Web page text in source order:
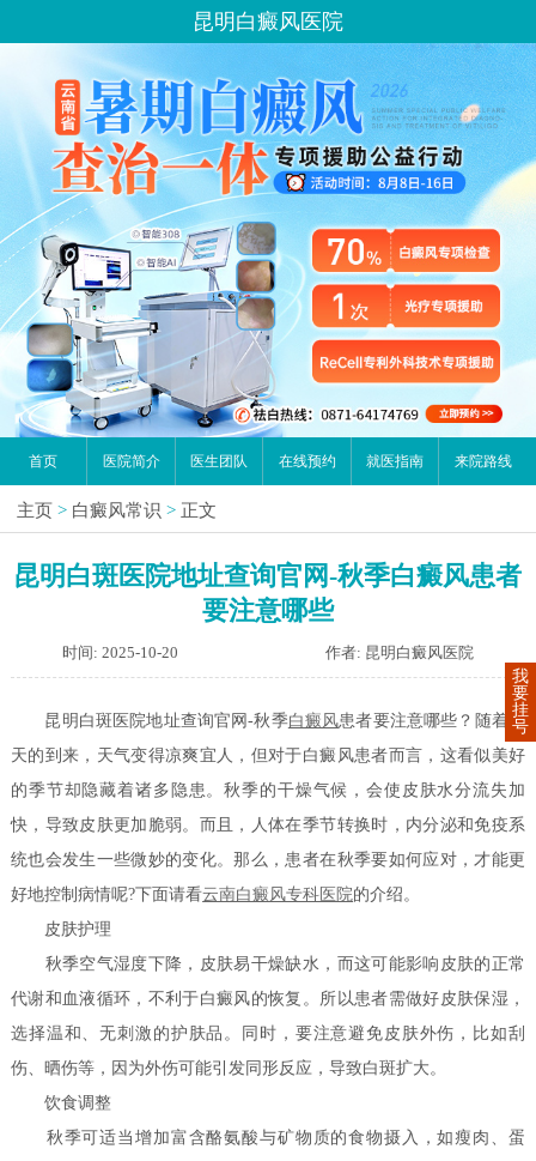
昆明白癜风医院
首页 医院简介 医生团队 在线预约 就医指南 来院路线
主页 > 白癜风常识 > 正文
昆明白斑医院地址查询官网-秋季白癜风患者
要注意哪些
时间: 2025-10-20 作者: 昆明白癜风医院
昆明白斑医院地址查询官网-秋季白癜风患者要注意哪些？随着秋
天的到来，天气变得凉爽宜人，但对于白癜风患者而言，这看似美好
的季节却隐藏着诸多隐患。秋季的干燥气候，会使皮肤水分流失加
快，导致皮肤更加脆弱。而且，人体在季节转换时，内分泌和免疫系
统也会发生一些微妙的变化。那么，患者在秋季要如何应对，才能更
好地控制病情呢?下面请看云南白癜风专科医院的介绍。
皮肤护理
秋季空气湿度下降，皮肤易干燥缺水，而这可能影响皮肤的正常
代谢和血液循环，不利于白癜风的恢复。所以患者需做好皮肤保湿，
选择温和、无刺激的护肤品。同时，要注意避免皮肤外伤，比如刮
伤、晒伤等，因为外伤可能引发同形反应，导致白斑扩大。
饮食调整
秋季可适当增加富含酪氨酸与矿物质的食物摄入，如瘦肉、蛋
我
要
挂
号